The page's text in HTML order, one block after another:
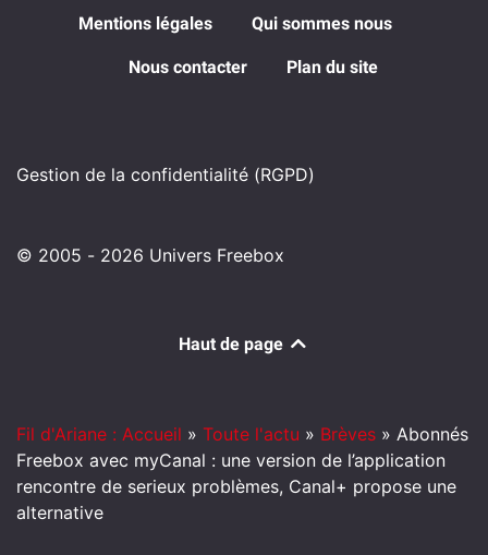
Mentions légales Qui sommes nous
Nous contacter Plan du site
Gestion de la confidentialité (RGPD)
© 2005 - 2026 Univers Freebox
Haut de page
Fil d'Ariane : Accueil » Toute l'actu » Brèves » Abonnés
Freebox avec myCanal : une version de l’application
rencontre de serieux problèmes, Canal+ propose une
alternative